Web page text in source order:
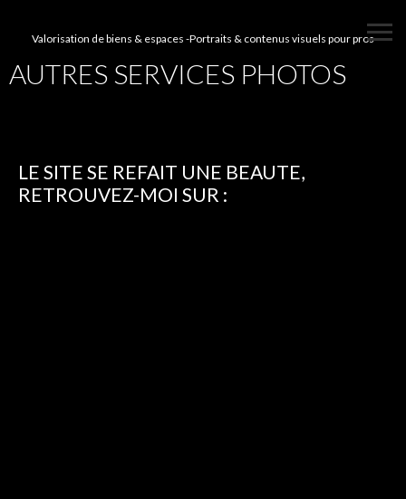
Valorisation de biens & espaces -Portraits & contenus visuels pour pros
AUTRES SERVICES PHOTOS
LE SITE SE REFAIT UNE BEAUTE,
RETROUVEZ-MOI SUR :